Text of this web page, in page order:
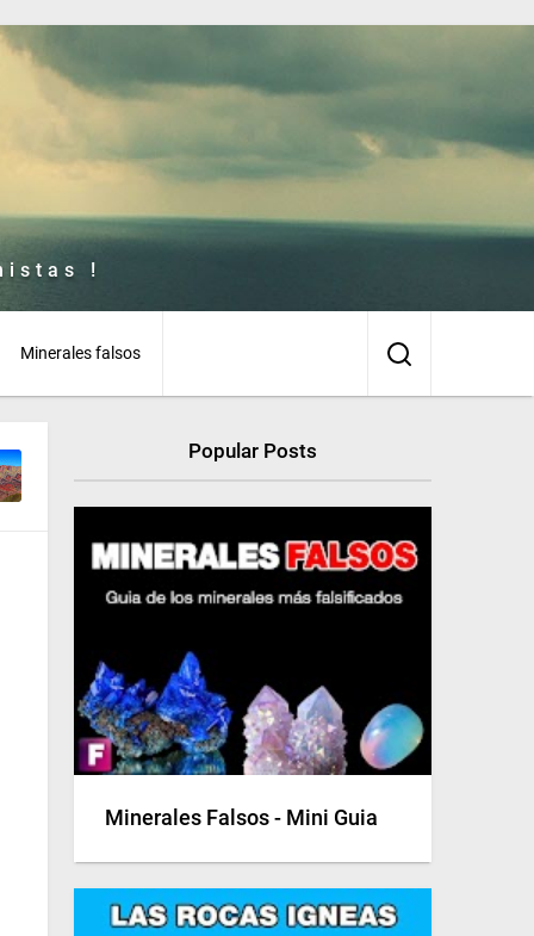
!
Minerales falsos
Popular Posts
Minerales Falsos - Mini Guia